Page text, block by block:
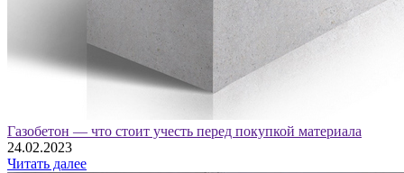
Газобетон — что стоит учесть перед покупкой материала
24.02.2023
Читать далее